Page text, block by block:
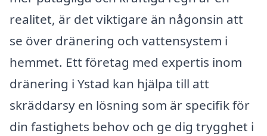
realitet, är det viktigare än någonsin att
se över dränering och vattensystem i
hemmet. Ett företag med expertis inom
dränering i Ystad kan hjälpa till att
skräddarsy en lösning som är specifik för
din fastighets behov och ge dig trygghet i